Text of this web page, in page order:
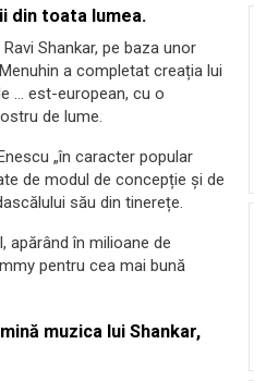
din toata lumea.
Shankar, pe baza unor
a completat creația lui
… est-european, cu o
de lume.
„în caracter popular
de modul de concepție și de
său din tinerețe.
apărând în milioane de
pentru cea mai bună
muzica lui Shankar,